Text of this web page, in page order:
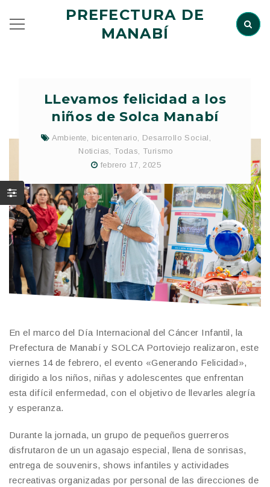
PREFECTURA DE
MANABÍ
LLevamos felicidad a los
niños de Solca Manabí
Ambiente, bicentenario, Desarrollo Social ,
Noticias, Todas, Turismo
febrero 17, 2025
En el marco del Día Internacional del Cáncer Infantil, la
Prefectura de Manabí y SOLCA Portoviejo realizaron, este
viernes 14 de febrero, el evento «Generando Felicidad»,
dirigido a los niños, niñas y adolescentes que enfrentan
esta difícil enfermedad, con el objetivo de llevarles alegría
y esperanza.
Durante la jornada, un grupo de pequeños guerreros
disfrutaron de un un agasajo especial, llena de sonrisas,
entrega de souvenirs, shows infantiles y actividades
recreativas organizadas por personal de las direcciones de